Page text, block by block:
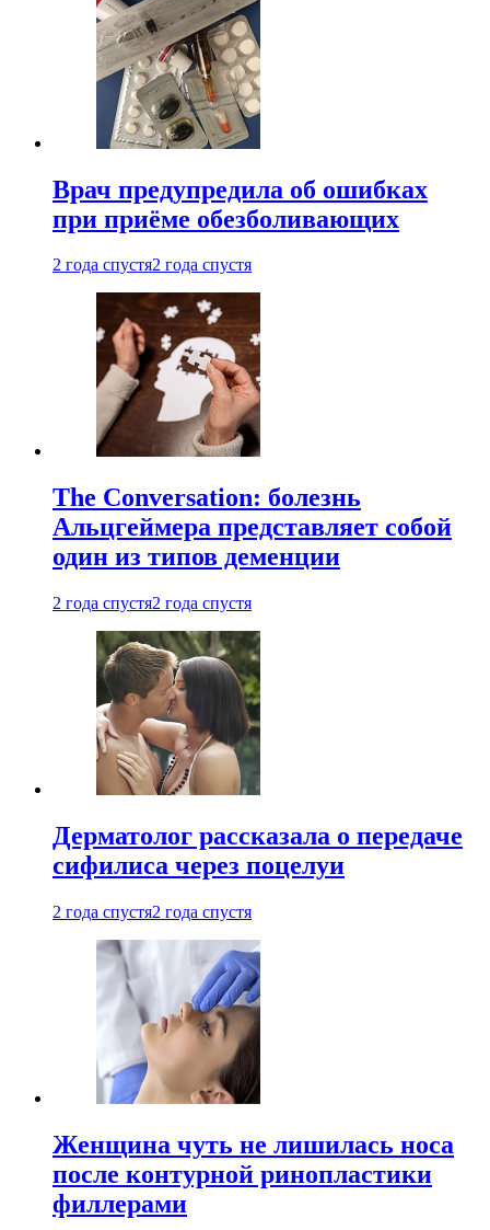
Врач предупредила об ошибках
при приëме обезболивающих
2 года спустя2 года спустя
The Conversation: болезнь
Альцгеймера представляет собой
один из типов деменции
2 года спустя2 года спустя
Дерматолог рассказала о передаче
сифилиса через поцелуи
2 года спустя2 года спустя
Женщина чуть не лишилась носа
после контурной ринопластики
филлерами